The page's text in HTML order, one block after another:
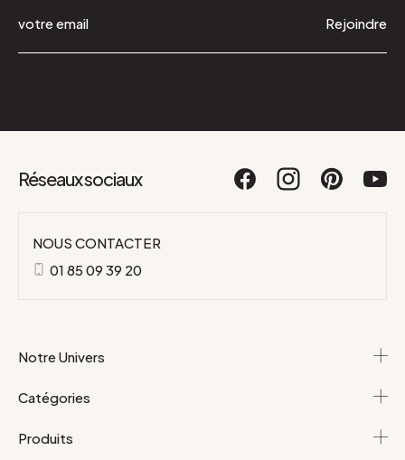
Rejoindre
Réseaux sociaux
NOUS CONTACTER
01 85 09 39 20
Notre Univers
Catégories
Produits